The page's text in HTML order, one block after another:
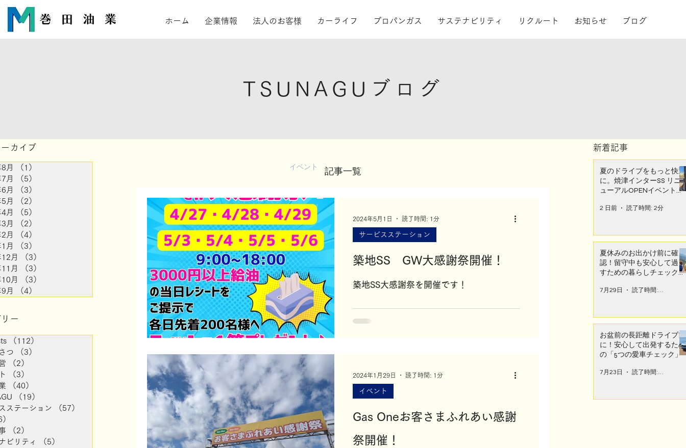
ホーム 企業情報 法人のお客様 カーライフ プロパンガス サステナビリティ リクルート お知らせ ブログ
TSUNAGUブログ
カイブ
月 （1）
月
（5）
月
（3）
月
（2）
月
（5）
月
（2）
月
（4）
月
（3）
月
（3）
月
（3）
月
（3）
月
（4）
ー
（112）
つ
（3）
（2）
（3）
（40）
（19）
ステーション
（57）
（2）
ビリティ
（5）
イベント 巻田油業
サービスステーション 海 年中行事 サステナビリティ
おススメ！ 法人のお客様 焼津市 園芸部
築地SS 海上部
築地SS GW大感謝祭開催！
築地SS大感謝祭を開催です！
サービスステーション
2024年5月1日 読了時間: 1分
Gas Oneお客さまふれあい感謝
祭開催！
イベント
2024年1月29日 読了時間: 1分
​記事一覧
​新着記事
夏のドライブをもっと快適
に。焼津インターSS リニ
ューアルOPENイベントで
2 日前 読了時間: 2分
夏休みのお出かけ前に確
認！留守中も安心して過ご
すための暮らしチェックポ
7月29日
お盆前の長距離ドライブ前
に！安心して出発するため
の「5つの愛車チェック」
7月23日